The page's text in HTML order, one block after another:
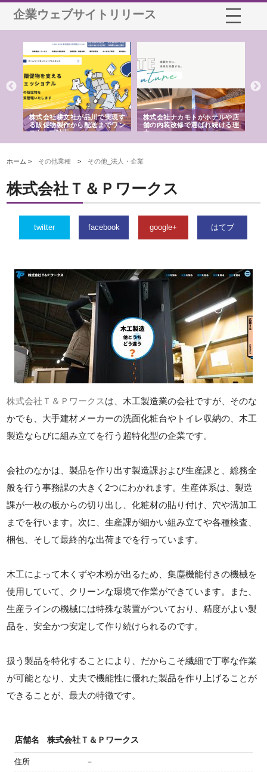
企業ウェブサイトリリース
株式会社耕文社が品川で実現す
る販促物製作から配送までワン
ストップ対応
株式会社ナカモトがホテルや店
舗の内装改修で選ばれ続ける理
由
ホーム > その他業種 > その他_法人・企業
株式会社Ｔ＆Ｐワークス
twitter facebook google+ はてブ
株式会社Ｔ＆Ｐワークス は、木工製造業の会社ですが、そのな
かでも、大手建材メーカーの洗面化粧台やトイレ収納の、木工
製造ならびに組み立てを行う超特化型の企業です。
会社のなかは、製品を作り出す製造課および生産課と、総務全
般を行う事務課の大きく2つにわかれます。生産体系は、製造
課が一枚の板からの切り出し、化粧材の貼り付け、穴や溝加工
までを行います。次に、生産課が細かい組み立てや各種検査、
梱包、そして最終的な出荷までを行っています。
木工によって木くずや木粉が出るため、集塵機能付きの機械を
使用していて、クリーンな環境で作業ができています。また、
生産ラインの機械には特殊な装置がついており、精度がよい製
品を、安全かつ安定して作り続けられるのです。
扱う製品を特化することにより、だからこそ繊細で丁寧な作業
が可能となり、丈夫で機能性に優れた製品を作り上げることが
できることが、最大の特徴です。
店舗名 株式会社Ｔ＆Ｐワークス
住所 －